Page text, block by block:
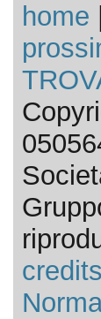
home
credits